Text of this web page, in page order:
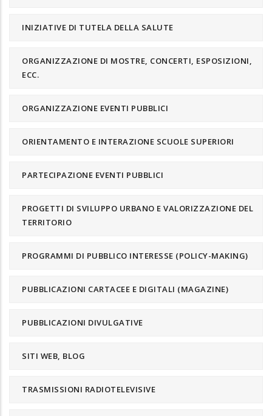
INIZIATIVE DI TUTELA DELLA SALUTE
ORGANIZZAZIONE DI MOSTRE, CONCERTI, ESPOSIZIONI,
ECC.
ORGANIZZAZIONE EVENTI PUBBLICI
ORIENTAMENTO E INTERAZIONE SCUOLE SUPERIORI
PARTECIPAZIONE EVENTI PUBBLICI
PROGETTI DI SVILUPPO URBANO E VALORIZZAZIONE DEL
TERRITORIO
PROGRAMMI DI PUBBLICO INTERESSE (POLICY-MAKING)
PUBBLICAZIONI CARTACEE E DIGITALI (MAGAZINE)
PUBBLICAZIONI DIVULGATIVE
SITI WEB, BLOG
TRASMISSIONI RADIOTELEVISIVE